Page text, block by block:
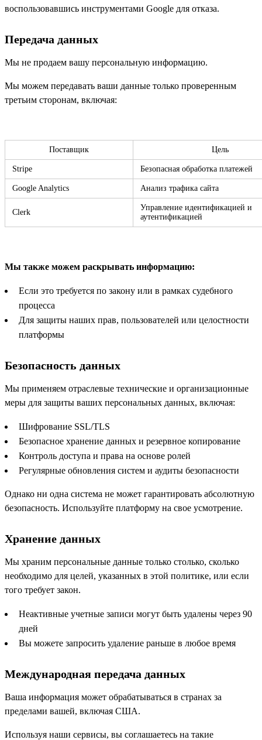
воспользовавшись инструментами Google для отказа.
Передача данных
Мы не продаем вашу персональную информацию.
Мы можем передавать ваши данные только проверенным
третьим сторонам, включая:
Поставщик Цель
Stripe Безопасная обработка платежей
Google Analytics Анализ трафика сайта
Clerk
Управление идентификацией и
аутентификацией
Мы также можем раскрывать информацию:
Если это требуется по закону или в рамках судебного
процесса
Для защиты наших прав, пользователей или целостности
платформы
Безопасность данных
Мы применяем отраслевые технические и организационные
меры для защиты ваших персональных данных, включая:
Шифрование SSL/TLS
Безопасное хранение данных и резервное копирование
Контроль доступа и права на основе ролей
Регулярные обновления систем и аудиты безопасности
Однако ни одна система не может гарантировать абсолютную
безопасность. Используйте платформу на свое усмотрение.
Хранение данных
Мы храним персональные данные только столько, сколько
необходимо для целей, указанных в этой политике, или если
того требует закон.
Неактивные учетные записи могут быть удалены через 90
дней
Вы можете запросить удаление раньше в любое время
Международная передача данных
Ваша информация может обрабатываться в странах за
пределами вашей, включая США.
Используя наши сервисы, вы соглашаетесь на такие